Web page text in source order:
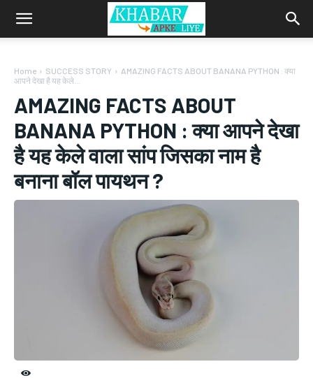
Home SUCCESS STORY
AMAZING FACTS ABOUT BANANA PYTHON : क्या
आपने देखा है यह केले...
AMAZING FACTS ABOUT
BANANA PYTHON : क्या आपने देखा
है यह केले वाला सांप जिसका नाम है
बनाना बॉल पायथन ?